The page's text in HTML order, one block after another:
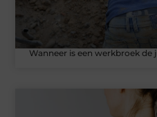
Wanneer is een werkbroek de